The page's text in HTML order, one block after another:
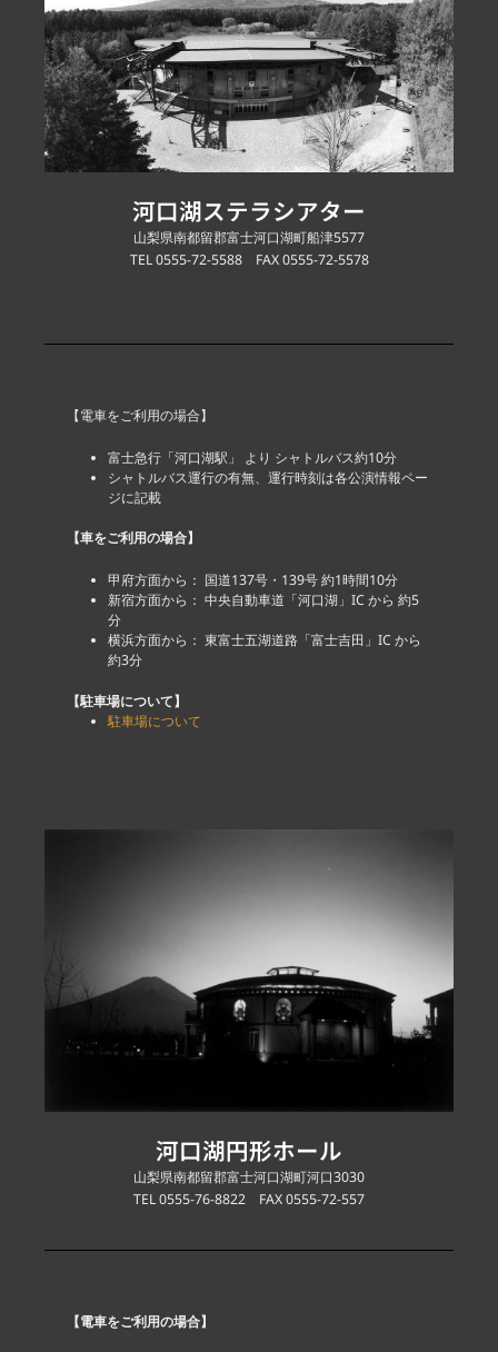
河口湖ステラシアター
山梨県南都留郡富士河口湖町船津5577
TEL 0555-72-5588 FAX 0555-72-5578
【電車をご利用の場合】
富士急行「河口湖駅」 より シャトルバス約10分
シャトルバス運行の有無、運行時刻は各公演情報ペー
ジに記載
【車をご利用の場合】
甲府方面から： 国道137号・139号 約1時間10分
新宿方面から： 中央自動車道「河口湖」IC から 約5
分
横浜方面から： 東富士五湖道路「富士吉田」IC から
約3分
【駐車場について】
駐車場について
河口湖円形ホール
山梨県南都留郡富士河口湖町河口3030
TEL 0555-76-8822 FAX 0555-72-557
【電車をご利用の場合】